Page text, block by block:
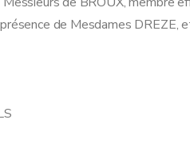
de Mesdames DREZE,